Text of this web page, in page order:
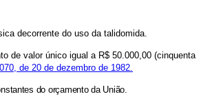
decorrente do uso da talidomida.
de valor único igual a R$ 50.000,00 (cinquenta
de 20 de dezembro de 1982.
do orçamento da União.